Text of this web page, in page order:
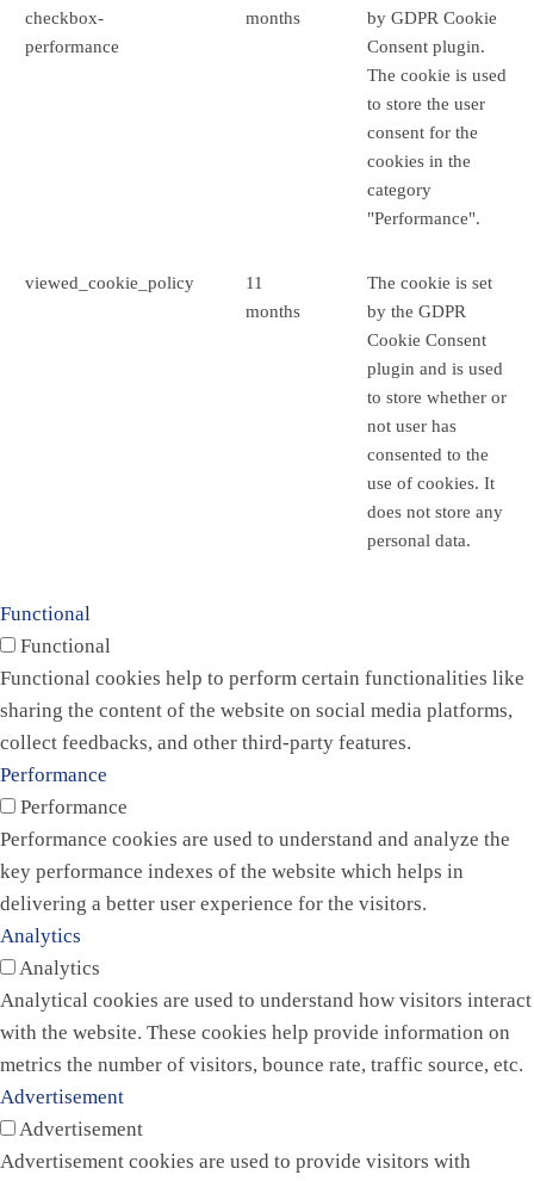
checkbox-
performance
months
by GDPR Cookie
Consent plugin.
The cookie is used
to store the user
consent for the
cookies in the
category
"Performance".
viewed_cookie_policy
11
months
The cookie is set
by the GDPR
Cookie Consent
plugin and is used
to store whether or
not user has
consented to the
use of cookies. It
does not store any
personal data.
Functional
Functional
Functional cookies help to perform certain functionalities like
sharing the content of the website on social media platforms,
collect feedbacks, and other third-party features.
Performance
Performance
Performance cookies are used to understand and analyze the
key performance indexes of the website which helps in
delivering a better user experience for the visitors.
Analytics
Analytics
Analytical cookies are used to understand how visitors interact
with the website. These cookies help provide information on
metrics the number of visitors, bounce rate, traffic source, etc.
Advertisement
Advertisement
Advertisement cookies are used to provide visitors with